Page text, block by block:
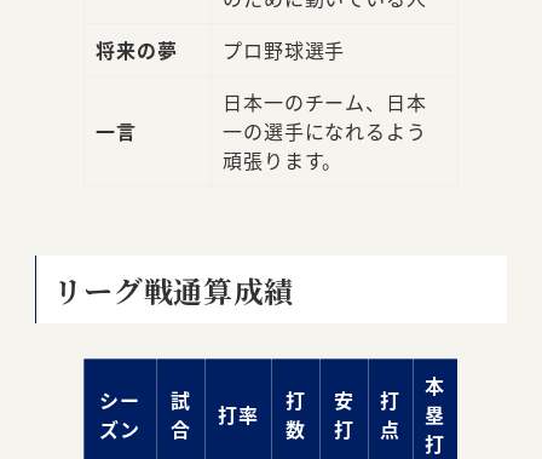
将来の夢
プロ野球選手
一言
日本一のチーム、日本
一の選手になれるよう
頑張ります。
リーグ戦通算成績
シー
ズン
試
合
打率
打
数
安
打
打
点
本
塁
打